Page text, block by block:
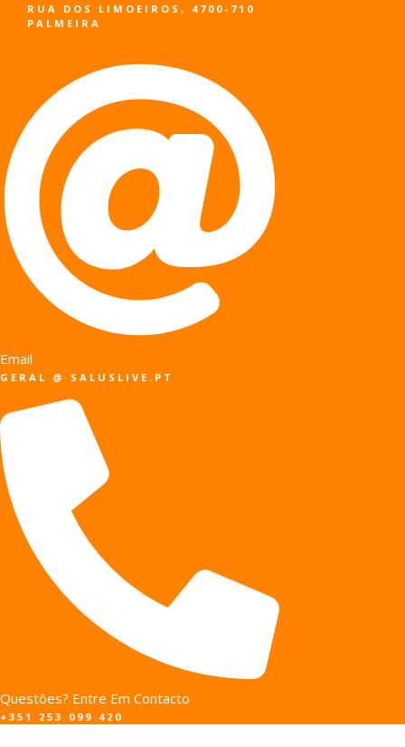
RUA DOS LIMOEIROS, 4700-710
PALMEIRA
Email
GERAL @ SALUSLIVE.PT
Questões? Entre Em Contacto
+351 253 099 420